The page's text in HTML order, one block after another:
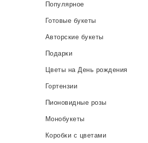
Популярное
Готовые букеты
Авторские букеты
Подарки
Цветы на День рождения
Гортензии
Пионовидные розы
Монобукеты
Коробки с цветами